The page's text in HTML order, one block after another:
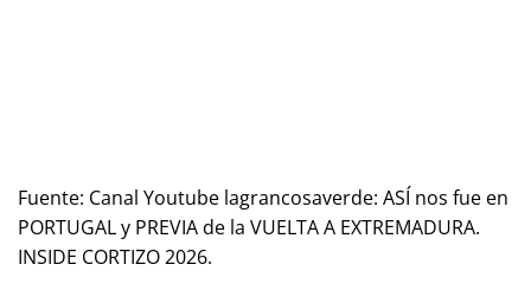
Fuente: Canal Youtube lagrancosaverde: ASÍ nos fue en
PORTUGAL y PREVIA de la VUELTA A EXTREMADURA.
INSIDE CORTIZO 2026.